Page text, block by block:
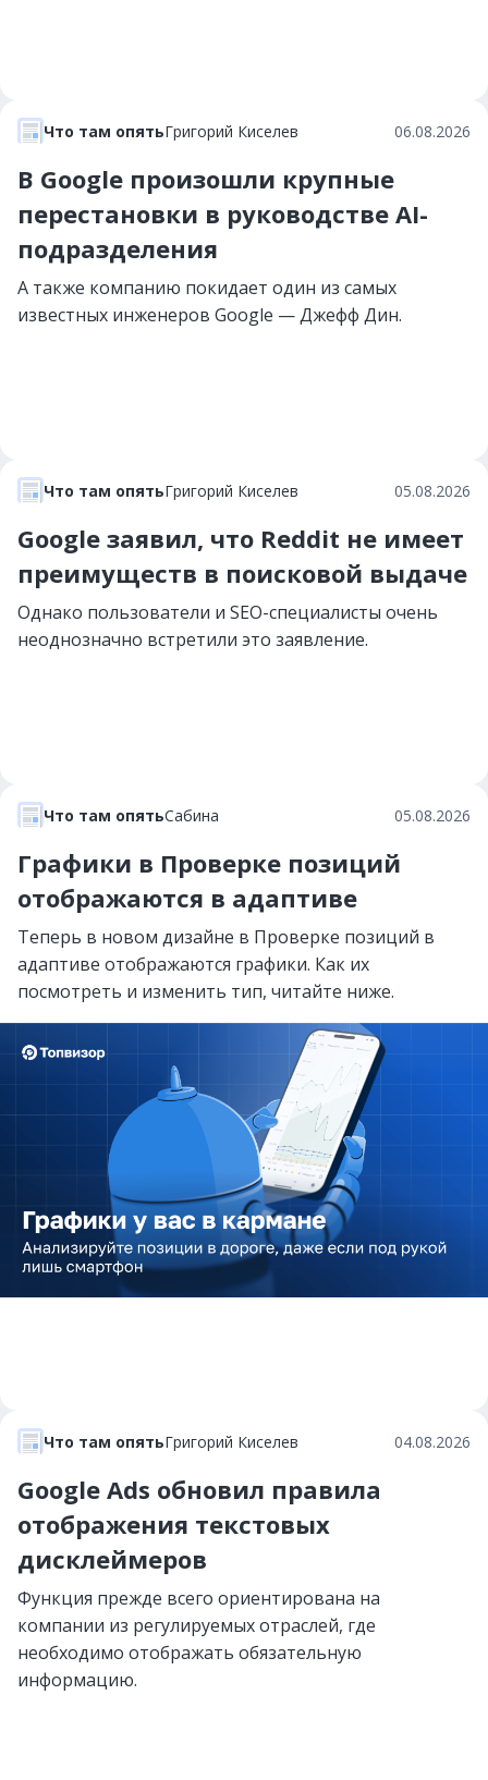
Что там опятьГригорий Киселев 06.08.2026
В Google произошли крупные
перестановки в руководстве AI-
подразделения
А также компанию покидает один из самых
известных инженеров Google — Джефф Дин.
Что там опятьГригорий Киселев 05.08.2026
Google заявил, что Reddit не имеет
преимуществ в поисковой выдаче
Однако пользователи и SEO-специалисты очень
неоднозначно встретили это заявление.
Что там опятьСабина 05.08.2026
Графики в Проверке позиций
отображаются в адаптиве
Теперь в новом дизайне в Проверке позиций в
адаптиве отображаются графики. Как их
посмотреть и изменить тип, читайте ниже.
Что там опятьГригорий Киселев 04.08.2026
Google Ads обновил правила
отображения текстовых
дисклеймеров
Функция прежде всего ориентирована на
компании из регулируемых отраслей, где
необходимо отображать обязательную
информацию.